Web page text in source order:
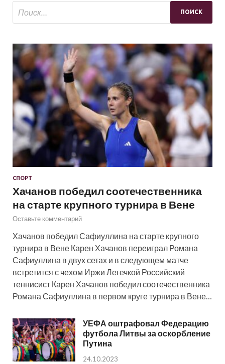
СПОРТ
Хачанов победил соотечественника
на старте крупного турнира в Вене
Оставьте комментарий
Хачанов победил Сафиуллина на старте крупного
турнира в Вене Карен Хачанов переиграл Романа
Сафиуллина в двух сетах и в следующем матче
встретится с чехом Иржи Легечкой Российский
теннисист Карен Хачанов победил соотечественника
Романа Сафиуллина в первом круге турнира в Вене…
УЕФА оштрафовал Федерацию
футбола Литвы за оскорбление
Путина
24.10.2023